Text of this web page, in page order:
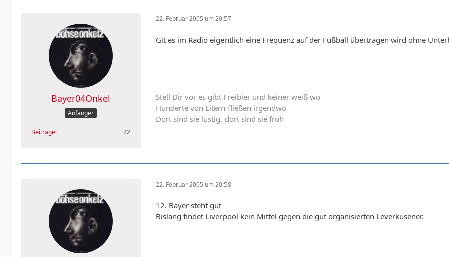
Bayer04Onkel
Anfänger
Beiträge 22
22. Februar 2005 um 20:57
Git es im Radio eigentlich eine Frequenz auf der Fußball übertragen wird ohne
Stell Dir vor es gibt Freibier und keiner weiß wo
Hunderte von Litern fließen irgendwo
Dort sind sie lustig, dort sind sie froh
22. Februar 2005 um 20:58
12. Bayer steht gut
Bislang findet Liverpool kein Mittel gegen die gut organisierten Leverkusener.